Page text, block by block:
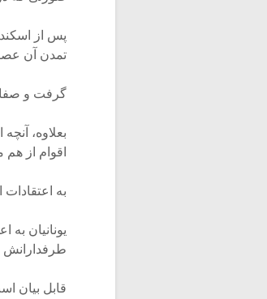
پس از
تمدن آن
گرفت و صفا
بعلاوه،
اقوام از هم
به
یونانیان به
طرفدارانش
قابل بیان